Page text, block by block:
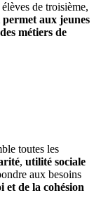
de troisième,
aux jeunes
métiers de
toutes les
, utilité sociale
aux besoins
et de la cohésion